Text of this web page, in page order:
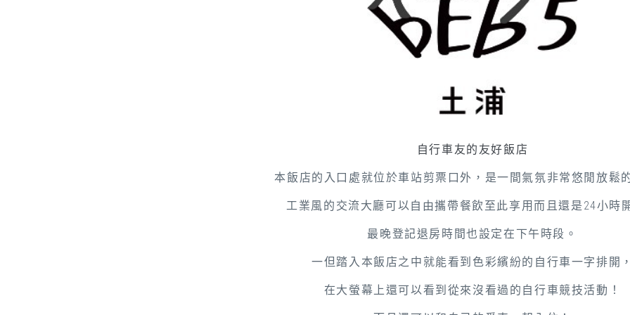
自行車友的友好飯店
本飯店的入口處就位於車站剪票口外，是一間氣氛非常悠閒放鬆
工業風的交流大廳可以自由攜帶餐飲至此享用而且還是24小時
最晚登記退房時間也設定在下午時段。
一但踏入本飯店之中就能看到色彩繽紛的自行車一字排開，
在大螢幕上還可以看到從來沒看過的自行車競技活動！